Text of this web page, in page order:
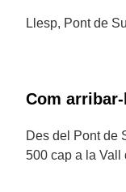
Llesp, Pont de
Com
Des del Pont de
500 cap a la Vall